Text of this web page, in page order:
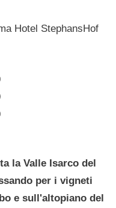
Hotel StephansHof
la Valle Isarco del
per i vigneti
e sull'altopiano del